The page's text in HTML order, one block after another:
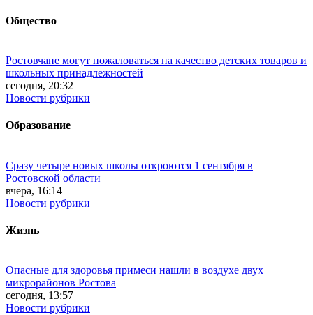
Общество
Ростовчане могут пожаловаться на качество детских товаров и
школьных принадлежностей
сегодня, 20:32
Новости рубрики
Образование
Сразу четыре новых школы откроются 1 сентября в
Ростовской области
вчера, 16:14
Новости рубрики
Жизнь
Опасные для здоровья примеси нашли в воздухе двух
микрорайонов Ростова
сегодня, 13:57
Новости рубрики